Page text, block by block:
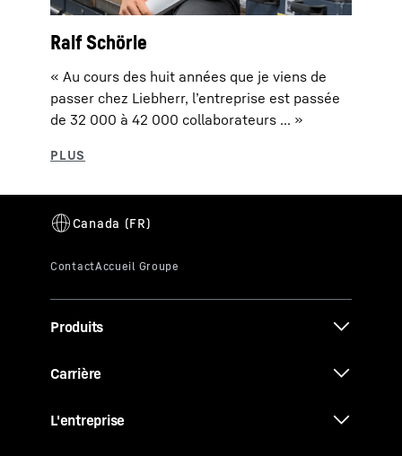
Ralf Schörle
« Au cours des huit années que je viens de
passer chez Liebherr, l’entreprise est passée
de 32 000 à 42 000 collaborateurs ... »
Produits
Carrière
L'entreprise